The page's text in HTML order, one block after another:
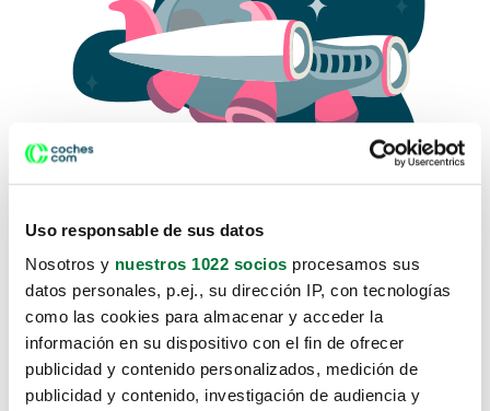
Uso responsable de sus datos
Nosotros y nuestros 1022 socios procesamos sus
datos personales, p.ej., su dirección IP, con tecnologías
como las cookies para almacenar y acceder la
información en su dispositivo con el fin de ofrecer
publicidad y contenido personalizados, medición de
publicidad y contenido, investigación de audiencia y
Lo sentimos, no sabemos como
te hemos traido hasta aquí.